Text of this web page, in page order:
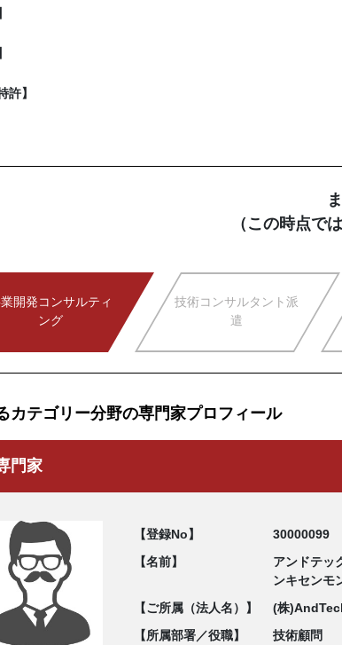
許】
（この時点で
開発コンサルティ
ング
技術コンサルタント派
遣
カテゴリー分野の専門家プロフィール
門家
【登録No】
30000099
【名前】
アンドテッ
ンキセンモ
【ご所属（法人名）】
(株
【所属部署／役職】
技術顧問